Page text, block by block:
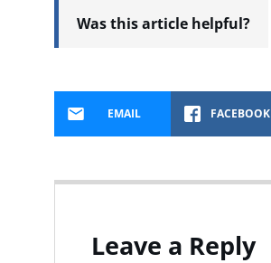
Was this article helpful?
EMAIL FACEBOOK
Leave a Reply